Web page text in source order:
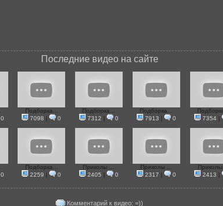
Последние видео на сайте
0
Подборка...
7098 | 0
Подборка...
7312 | 0
Подборка...
7913 | 0
7354|
0
Подборка...
2259 | 0
Приколы ...
2405 | 0
Приколы ...
2317 | 0
Приколы
2413 |
Комментарий к видео: =))